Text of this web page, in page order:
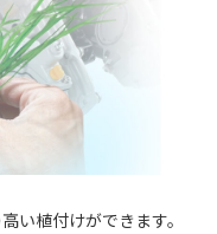
い植付けができます。